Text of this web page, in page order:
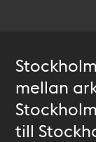
mellan
till